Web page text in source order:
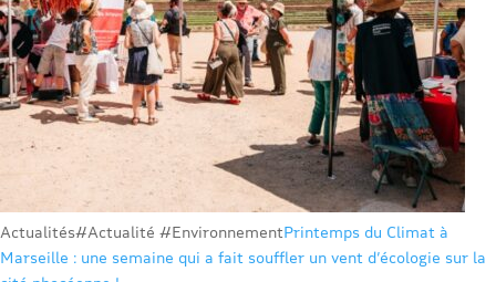
Actualités#Actualité #EnvironnementPrintemps du Climat à
Marseille : une semaine qui a fait souffler un vent d’écologie sur la